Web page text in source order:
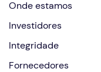
Onde estamos
Investidores
Integridade
Fornecedores